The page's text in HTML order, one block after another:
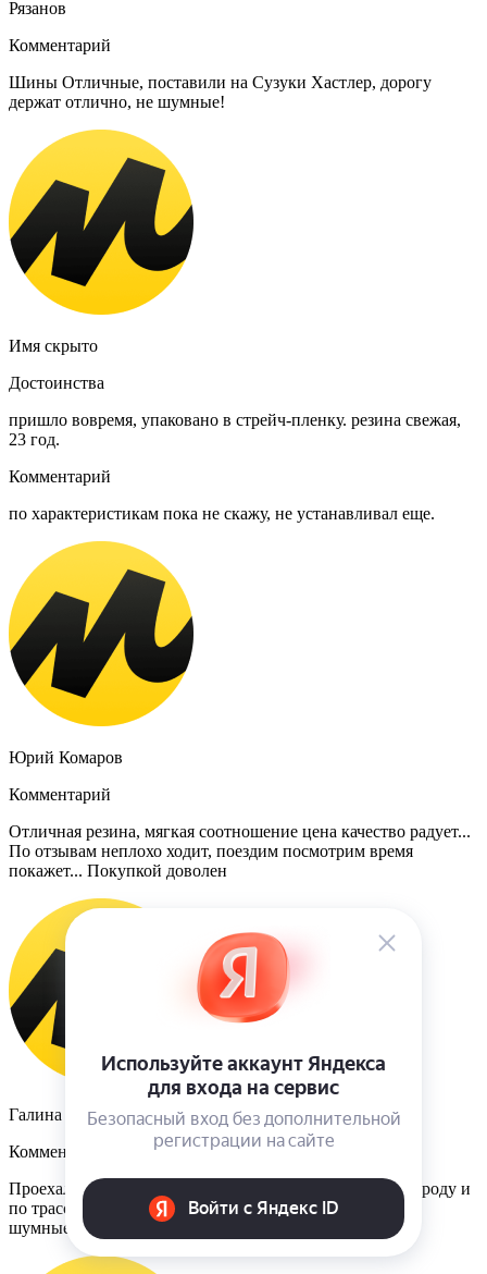
Рязанов
Комментарий
Шины Отличные, поставили на Сузуки Хастлер, дорогу
держат отлично, не шумные!
Имя скрыто
Достоинства
пришло вовремя, упаковано в стрейч-пленку. резина свежая,
23 год.
Комментарий
по характеристикам пока не скажу, не устанавливал еще.
Юрий Комаров
Комментарий
Отличная резина, мягкая соотношение цена качество радует...
По отзывам неплохо ходит, поездим посмотрим время
покажет... Покупкой доволен
Галина
Комментарий
Проехали 4 000 км. Полет нормальный. Ездили и по городу и
по трассе. По мокрому асфальту держит нормально. Не
шумные.